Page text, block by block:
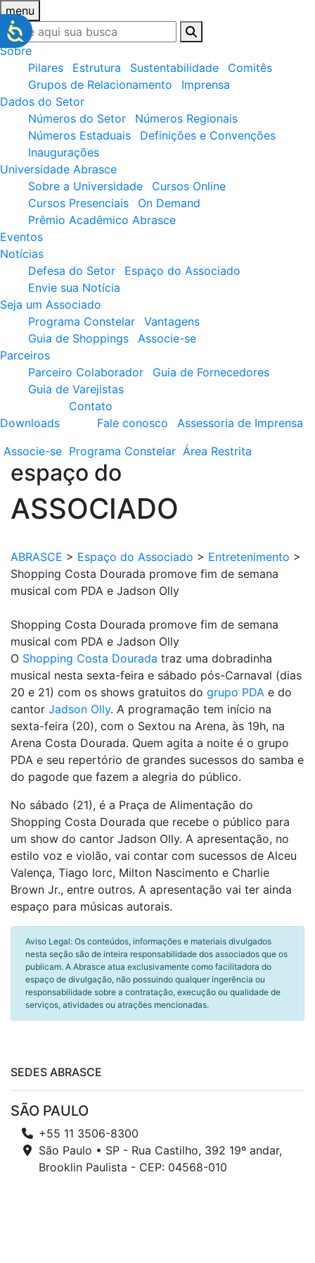
menu
Sobre
Pilares
Estrutura Sustentabilidade
Comitês
Grupos de Relacionamento
Imprensa
Dados do Setor
Números do Setor
Números Regionais
Números Estaduais
Definições e Convenções
Inaugurações
Universidade Abrasce
Sobre a Universidade
Cursos Online
Cursos Presenciais
On Demand
Prêmio Acadêmico Abrasce
Eventos
Notícias
Defesa do Setor
Espaço do Associado
Envie sua Notícia
Seja um Associado
Programa Constelar
Vantagens
Guia de Shoppings
Associe-se
Parceiros
Parceiro Colaborador
Guia de Fornecedores
Guia de Varejistas
Downloads
Contato
Fale conosco
Assessoria de Imprensa
Associe-se Programa Constelar Área Restrita
espaço do
ASSOCIADO
ABRASCE > Espaço do Associado > Entretenimento >
Shopping Costa Dourada promove fim de semana
musical com PDA e Jadson Olly
Shopping Costa Dourada promove fim de semana
musical com PDA e Jadson Olly
O Shopping Costa Dourada traz uma dobradinha
musical nesta sexta-feira e sábado pós-Carnaval (dias
20 e 21) com os shows gratuitos do grupo PDA e do
cantor Jadson Olly. A programação tem início na
sexta-feira (20), com o Sextou na Arena, às 19h, na
Arena Costa Dourada. Quem agita a noite é o grupo
PDA e seu repertório de grandes sucessos do samba e
do pagode que fazem a alegria do público.
No sábado (21), é a Praça de Alimentação do
Shopping Costa Dourada que recebe o público para
um show do cantor Jadson Olly. A apresentação, no
estilo voz e violão, vai contar com sucessos de Alceu
Valença, Tiago Iorc, Milton Nascimento e Charlie
Brown Jr., entre outros. A apresentação vai ter ainda
espaço para músicas autorais.
Aviso Legal: Os conteúdos, informações e materiais divulgados
nesta seção são de inteira responsabilidade dos associados que os
publicam. A Abrasce atua exclusivamente como facilitadora do
espaço de divulgação, não possuindo qualquer ingerência ou
responsabilidade sobre a contratação, execução ou qualidade de
serviços, atividades ou atrações mencionadas.
SEDES ABRASCE
SÃO PAULO
+55 11 3506-8300
São Paulo • SP - Rua Castilho, 392 19º andar,
Brooklin Paulista - CEP: 04568-010